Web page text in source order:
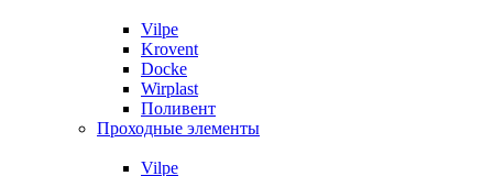
Vilpe
Krovent
Docke
Wirplast
Поливент
Проходные элементы
Vilpe